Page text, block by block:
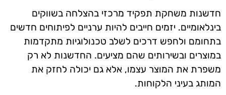
חדשנות משחקת תפקיד מרכזי בהצלחה בשווקים
בינלאומיים. יזמים חייבים להיות ערניים לפיתוחים חדשים
בתחומם ולחפש דרכים לשלב טכנולוגיות מתקדמות
במוצרים ובשירותים שהם מציעים. החדשנות לא רק
משפרת את המוצר עצמו, אלא גם יכולה לחזק את
המותג בעיני הלקוחות.